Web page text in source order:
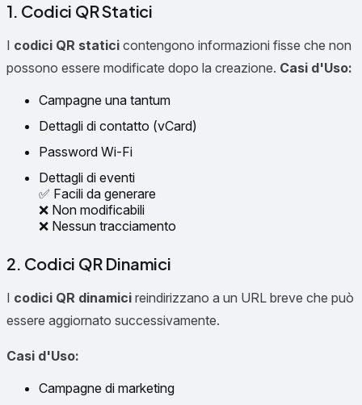
1. Codici QR Statici
I codici QR statici contengono informazioni fisse che non
possono essere modificate dopo la creazione. Casi d'Uso:
Campagne una tantum
Dettagli di contatto (vCard)
Password Wi-Fi
Dettagli di eventi
✅ Facili da generare
❌ Non modificabili
❌ Nessun tracciamento
2. Codici QR Dinamici
I codici QR dinamici reindirizzano a un URL breve che può
essere aggiornato successivamente.
Casi d'Uso:
Campagne di marketing